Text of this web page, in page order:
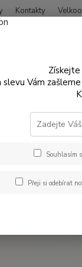
Kontakty
NÁHRADNÍ DÍLY A
slevu Vám
Souhlasím
Přeji si odebírat